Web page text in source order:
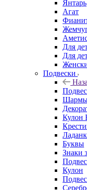
Янтарь
Агат
Для
Для
Подвески
Кулон
Буквы
Знаки
Кулон